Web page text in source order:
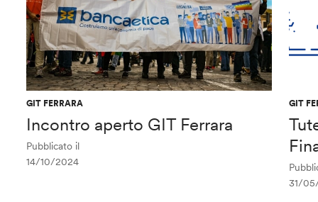
GIT FERRARA
Incontro aperto GIT Ferrara
Pubblicato il
14/10/2024
GIT
31/